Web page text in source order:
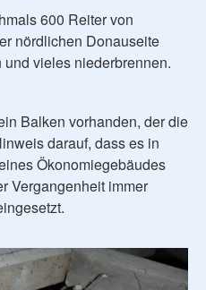
600 Reiter von
nördlichen Donauseite
vieles niederbrennen.
Balken vorhanden, der die
darauf, dass es in
Ökonomiegebäudes
Vergangenheit immer